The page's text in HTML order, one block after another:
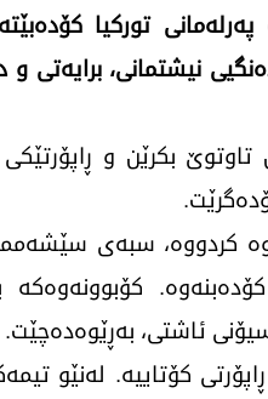
تورکیا
نیشتمانی، برایەتی
تاوتوێ بکرێن و
ئاشتی، بەڕێوەدەچێت.
کۆتاییە. لەنێو